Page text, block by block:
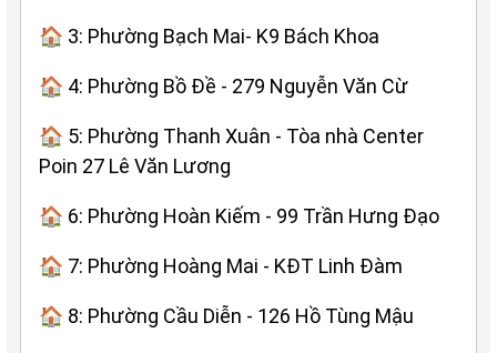
🏠 3: Phường Bạch Mai- K9 Bách Khoa
🏠 4: Phường Bồ Đề - 279 Nguyễn Văn Cừ
🏠 5: Phường Thanh Xuân - Tòa nhà Center
Poin 27 Lê Văn Lương
🏠 6: Phường Hoàn Kiếm - 99 Trần Hưng Đạo
🏠 7: Phường Hoàng Mai - KĐT Linh Đàm
🏠 8: Phường Cầu Diễn - 126 Hồ Tùng Mậu